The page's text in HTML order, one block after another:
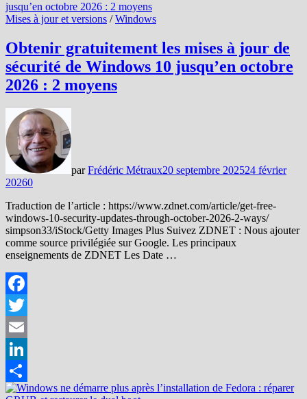
Mises à jour et versions /Windows
Obtenir gratuitement les mises à jour de
sécurité de Windows 10 jusqu’en octobre
2026 : 2 moyens
parFrédéric Métraux20 septembre 202524 février
20260
Traduction de l’article : https://www.zdnet.com/article/get-free-
windows-10-security-updates-through-october-2026-2-ways/
simpson33/iStock/Getty Images Plus Suivez ZDNET : Nous ajouter
comme source privilégiée sur Google. Les principaux
enseignements de ZDNET Les Date …
Facebook
Twitter
Email
LinkedIn
Partager